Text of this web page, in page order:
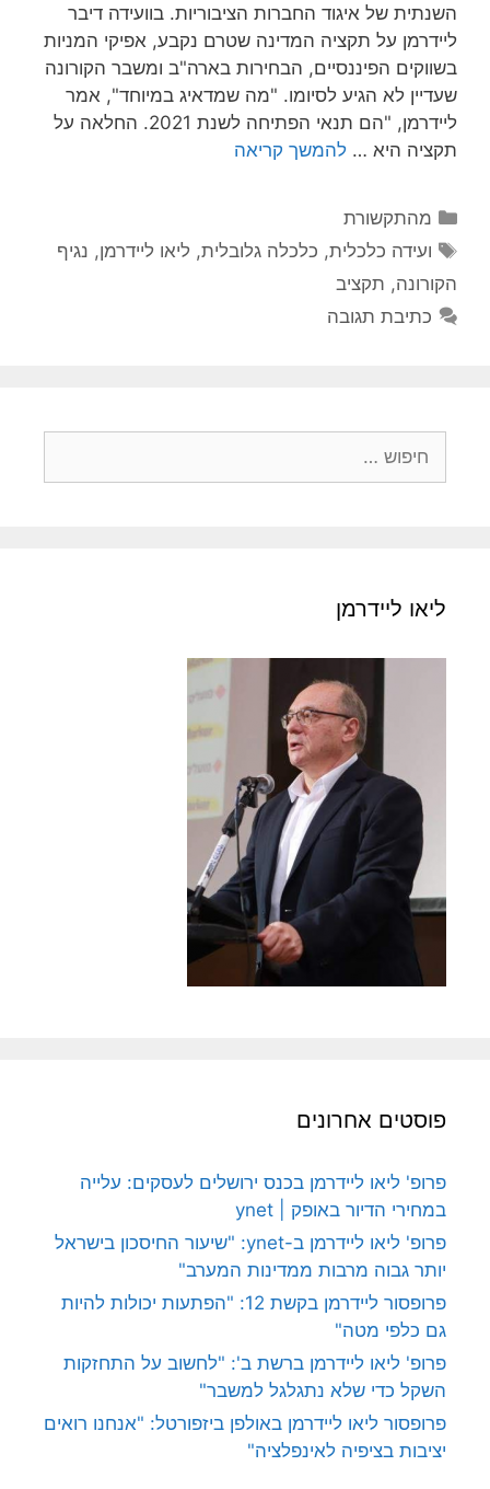
השנתית של איגוד החברות הציבוריות. בוועידה דיבר
ליידרמן על תקציה המדינה שטרם נקבע, אפיקי המניות
בשווקים הפיננסיים, הבחירות בארה"ב ומשבר הקורונה
שעדיין לא הגיע לסיומו. "מה שמדאיג במיוחד", אמר
ליידרמן, "הם תנאי הפתיחה לשנת 2021. החלאה על
תקציה היא … להמשך קריאה
מהתקשורת
ועידה כלכלית, כלכלה גלובלית, ליאו ליידרמן, נגיף
הקורונה, תקציב
כתיבת תגובה
ליאו ליידרמן
פוסטים אחרונים
פרופ' ליאו ליידרמן בכנס ירושלים לעסקים: עלייה
במחירי הדיור באופק | ynet
פרופ' ליאו ליידרמן ב-ynet: "שיעור החיסכון בישראל
יותר גבוה מרבות ממדינות המערב"
פרופסור ליידרמן בקשת 12: "הפתעות יכולות להיות
גם כלפי מטה"
פרופ' ליאו ליידרמן ברשת ב': "לחשוב על התחזקות
השקל כדי שלא נתגלגל למשבר"
פרופסור ליאו ליידרמן באולפן ביזפורטל: "אנחנו רואים
יציבות בציפיה לאינפלציה"